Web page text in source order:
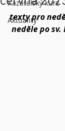
Kazatelský kurz
Aktuality
texty pro
neděle po sv.